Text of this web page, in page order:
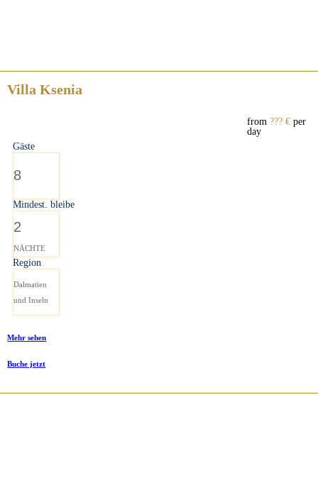
Villa Ksenia
from ??? €per
day
Gäste
8
Mindest. bleibe
2
NÄCHTE
Region
Dalmatien
und Inseln
Mehr sehen
Buche jetzt